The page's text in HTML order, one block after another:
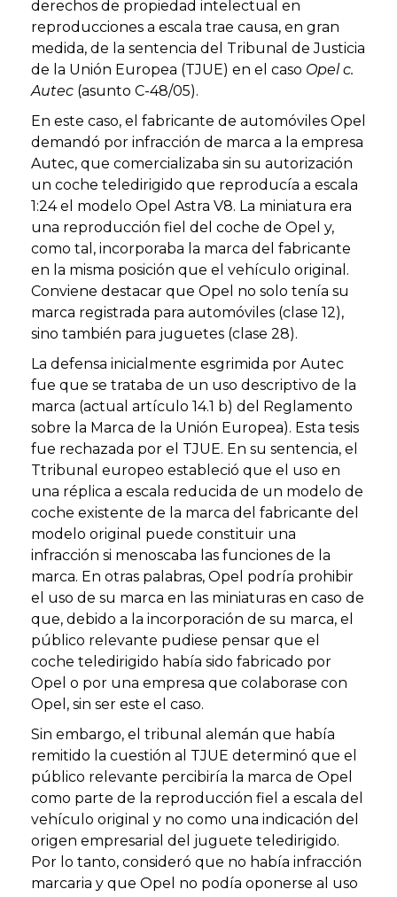
derechos de propiedad intelectual en
reproducciones a escala trae causa, en gran
medida, de la sentencia del Tribunal de Justicia
de la Unión Europea (TJUE) en el caso Opel c.
Autec (asunto C-48/05).
En este caso, el fabricante de automóviles Opel
demandó por infracción de marca a la empresa
Autec, que comercializaba sin su autorización
un coche teledirigido que reproducía a escala
1:24 el modelo Opel Astra V8. La miniatura era
una reproducción fiel del coche de Opel y,
como tal, incorporaba la marca del fabricante
en la misma posición que el vehículo original.
Conviene destacar que Opel no solo tenía su
marca registrada para automóviles (clase 12),
sino también para juguetes (clase 28).
La defensa inicialmente esgrimida por Autec
fue que se trataba de un uso descriptivo de la
marca (actual artículo 14.1 b) del Reglamento
sobre la Marca de la Unión Europea). Esta tesis
fue rechazada por el TJUE. En su sentencia, el
Ttribunal europeo estableció que el uso en
una réplica a escala reducida de un modelo de
coche existente de la marca del fabricante del
modelo original puede constituir una
infracción si menoscaba las funciones de la
marca. En otras palabras, Opel podría prohibir
el uso de su marca en las miniaturas en caso de
que, debido a la incorporación de su marca, el
público relevante pudiese pensar que el
coche teledirigido había sido fabricado por
Opel o por una empresa que colaborase con
Opel, sin ser este el caso.
Sin embargo, el tribunal alemán que había
remitido la cuestión al TJUE determinó que el
público relevante percibiría la marca de Opel
como parte de la reproducción fiel a escala del
vehículo original y no como una indicación del
origen empresarial del juguete teledirigido.
Por lo tanto, consideró que no había infracción
marcaria y que Opel no podía oponerse al uso